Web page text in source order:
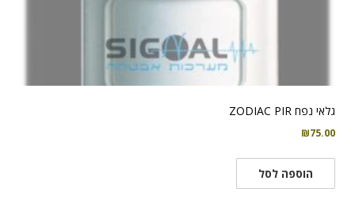
גלאי נפח ZODIAC PIR
₪75.00
הוספה לסל